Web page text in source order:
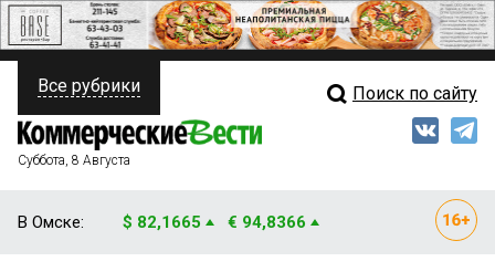
ПОЛИТИКА
ФИНАНСЫ
Свежий выпуск
Все рубрики Поиск по сайту
Суббота, 8 Августа
В Омске: $ 82,1665 € 94,8366